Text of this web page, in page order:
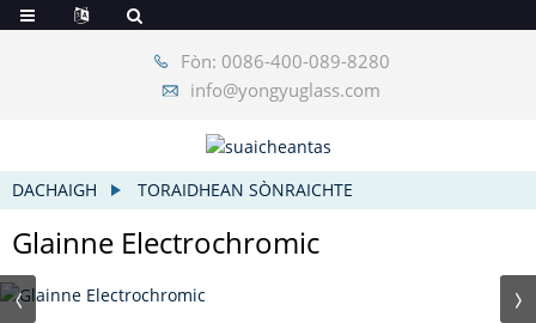
Fòn: 0086-400-089-8280
info@yongyuglass.com
DACHAIGH TORAIDHEAN SÒNRAICHTE
Glainne Electrochromic